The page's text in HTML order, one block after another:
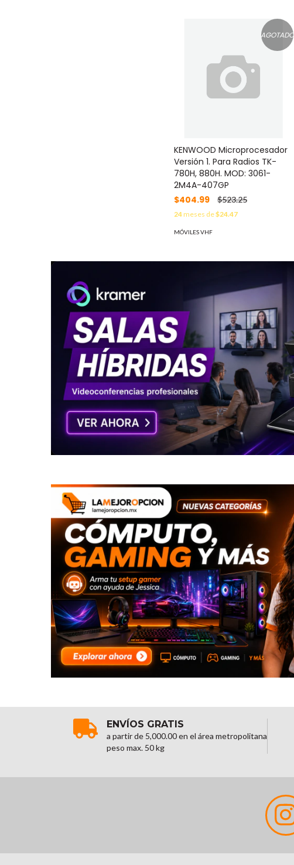
AGOTADO
KENWOOD Microprocesador
Versión 1. Para Radios TK-
780H, 880H. MOD: 3061-
2M4A-407GP
$404.99
$523.25
24meses de$24.47
MÓVILES VHF
ENVÍOS GRATIS
a partir de 5,000.00 en el área metropolitana
peso max. 50 kg